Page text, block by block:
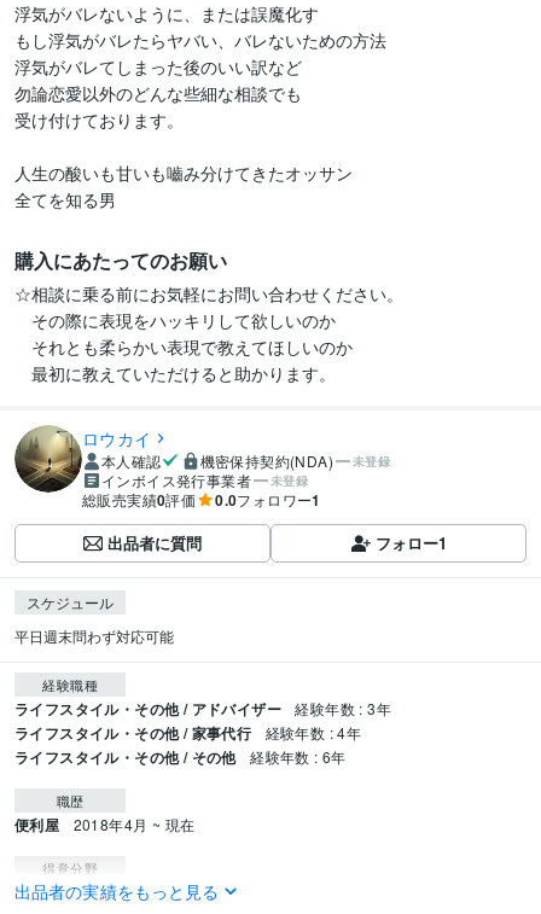
浮気がバレないように、または誤魔化す
もし浮気がバレたらヤバい、バレないための方法
浮気がバレてしまった後のいい訳など
勿論恋愛以外のどんな些細な相談でも
受け付けております。
人生の酸いも甘いも嚙み分けてきたオッサン
全てを知る男
購入にあたってのお願い
☆相談に乗る前にお気軽にお問い合わせください。
その際に表現をハッキリして欲しいのか
それとも柔らかい表現で教えてほしいのか
最初に教えていただけると助かります。
ロウカイ
本人確認 機密保持契約(NDA) 未登録
インボイス発行事業者 未登録
総販売実績0評価 0.0フォロワー1
出品者に質問 フォロー1
スケジュール
平日週末問わず対応可能
経験職種
ライフスタイル・その他 / アドバイザー 経験年数 : 3年
ライフスタイル・その他 / 家事代行 経験年数 : 4年
ライフスタイル・その他 / その他 経験年数 : 6年
職歴
便利屋 2018年4月 ~ 現在
得意分野
悩み相談・カウンセリング 数百人の恋愛相談を受けてきました。
出品者の実績をもっと見る